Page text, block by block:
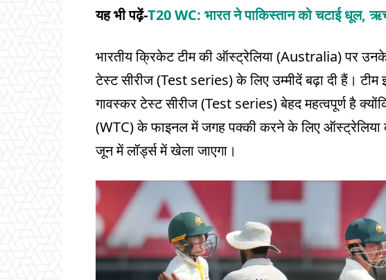
यह भी पढ़ें-T20 WC: भारत ने पाकिस्तान को चटाई धूल,
भारतीय क्रिकेट टीम की ऑस्ट्रेलिया (Australia) पर
टेस्ट सीरीज (Test series) के लिए उम्मीदें बढ़ा दी हैं। टीम
गावस्कर टेस्ट सीरीज (Test series) बेहद महत्वपूर्ण है
(WTC) के फाइनल में जगह पक्की करने के लिए ऑस्ट्रेलिया
जून में लॉर्ड्स में खेला जाएगा।